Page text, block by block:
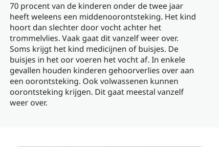
70 procent van de kinderen onder de twee jaar
heeft weleens een middenoorontsteking. Het kind
hoort dan slechter door vocht achter het
trommelvlies. Vaak gaat dit vanzelf weer over.
Soms krijgt het kind medicijnen of buisjes. De
buisjes in het oor voeren het vocht af. In enkele
gevallen houden kinderen gehoorverlies over aan
een oorontsteking. Ook volwassenen kunnen
oorontsteking krijgen. Dit gaat meestal vanzelf
weer over.